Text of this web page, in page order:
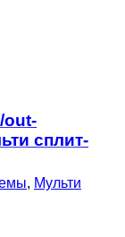
out-
сплит-
, Мульти